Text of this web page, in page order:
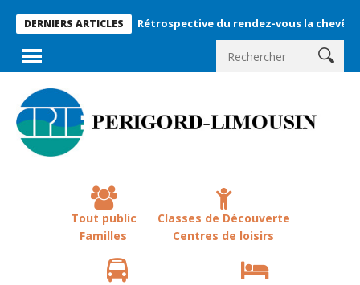
DERNIERS ARTICLESRétrospective du rendez-vous la chevêche 2026 !
Tout public
Familles
Classes de Découverte
Centres de loisirs